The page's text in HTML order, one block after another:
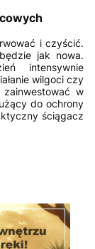
i czyścić.
jak nowa.
intensywnie
wilgoci czy
w
do ochrony
ściągacz